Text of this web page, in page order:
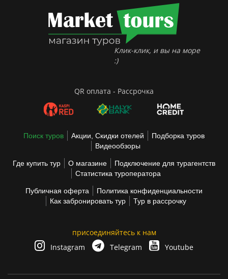
Клик-клик, и вы на море
:)
QR оплата - Рассрочка
Поиск туров Акции, Скидки отелей
Подборка туров
Видеообзоры
Где купить тур О магазине
Подключение для турагентств
Статистика туроператора
Публичная оферта
Политика конфиденциальности
Как забронировать тур
Тур в рассрочку
присоединяйтесь к нам
Instagram
Telegram Youtube